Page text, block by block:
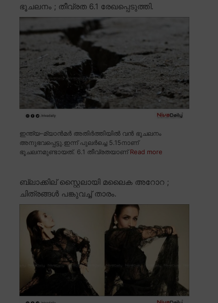
ഭൂചലനം ; തീവ്രത 6.1 രേഖപ്പെടുത്തി.
ഇന്ത്യ–മ്യാൻമർ അതിർത്തിയിൽ വൻ ഭൂചലനം
അനുഭവപ്പെട്ടു.ഇന്ന് പുലർച്ചെ 5.15നാണ്
ഭൂചലനമുണ്ടായത്. 6.1 തീവ്രതയാണ്Read more
ബ്ലാക്കില് സ്റ്റൈലായി മലൈക അറോറ ;
ചിത്രങ്ങൾ പങ്കുവച്ച് താരം.